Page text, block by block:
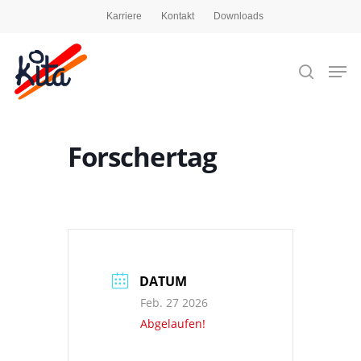
Karriere Kontakt Downloads
Forschertag
DATUM
Feb. 27 2026
Abgelaufen!